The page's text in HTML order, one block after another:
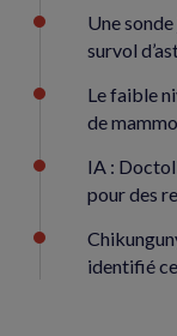
Une
survol
Le faible
de
IA :
pour des
identifié